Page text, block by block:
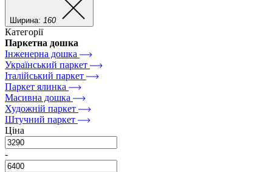
Ширина: 160
Категорії
Паркетна дошка
Інженерна дошка
Український паркет
Італійський паркет
Паркет ялинка
Масивна дошка
Художній паркет
Штучний паркет
Ціна
-